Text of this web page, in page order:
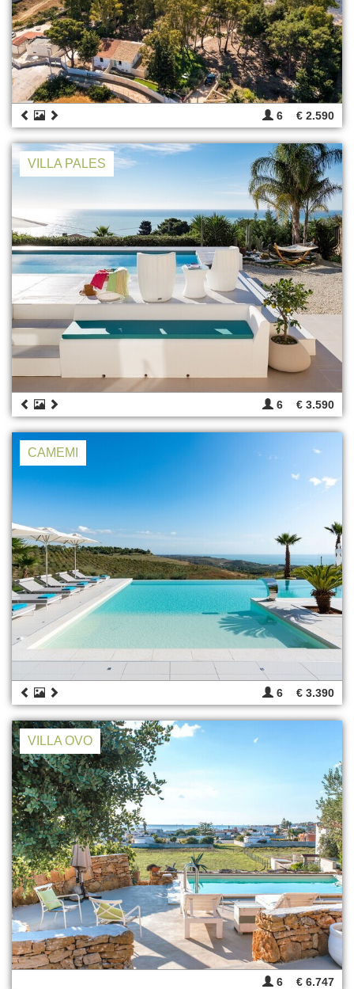
6 € 2.590
VILLA PALES
6 € 3.590
CAMEMI
6 € 3.390
VILLA OVO
6 € 6.747